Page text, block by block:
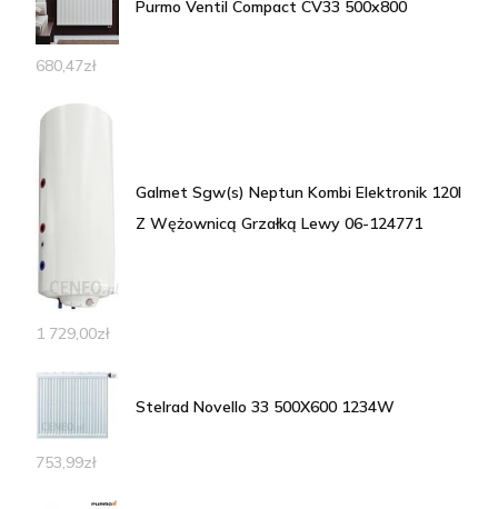
Purmo Ventil Compact CV33 500x800
680,47zł
Galmet Sgw(s) Neptun Kombi Elektronik 120l
Z Wężownicą Grzałką Lewy 06-124771
1 729,00zł
Stelrad Novello 33 500X600 1234W
753,99zł